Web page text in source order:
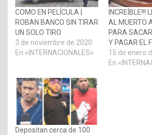
COMO EN PELÍCULA |
ROBAN BANCO SIN TIRAR
UN SOLO TIRO
3 de noviembre de 2020
En «INTERNACIONALES»
INCREÍBLE!!!
AL MUERTO
PARA
Y PAGAR EL
15 de enero
En
Depositan cerca de 100